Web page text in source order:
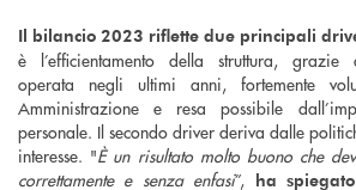
Il bilancio 2023 riflette due principali
è l’efficientamento della struttura, grazie
operata negli ultimi anni, fortemente
Amministrazione e resa possibile
personale. Il secondo driver deriva dalle
interesse. "È un risultato molto buono che
correttamente e senza enfasi”, ha